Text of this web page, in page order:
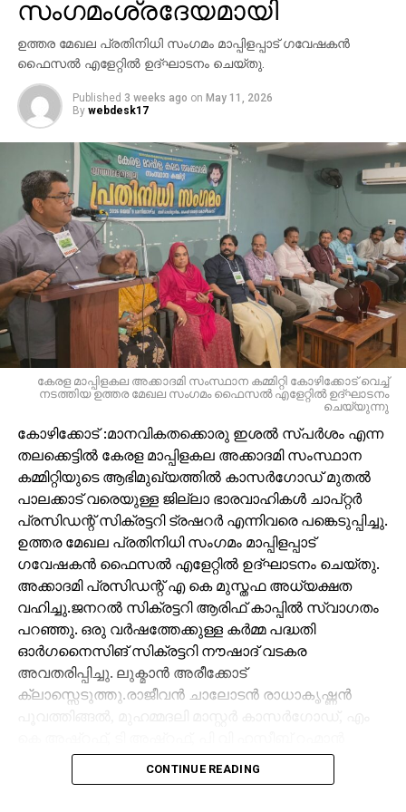
സംഗമംശ്രദേയമായി
ഉത്തര മേഖല പ്രതിനിധി സംഗമം മാപ്പിളപ്പാട് ഗവേഷകൻ
ഫൈസൽ എളേറ്റിൽ ഉദ്ഘാടനം ചെയ്തു.
Published 3 weeks ago on May 11, 2026
By webdesk17
കേരള മാപ്പിളകല അക്കാദമി സംസ്ഥാന കമ്മിറ്റി കോഴിക്കോട് വെച്ച്
നടത്തിയ ഉത്തര മേഖല സംഗമം ഫൈസല്‍ എളേറ്റില്‍ ഉദ്ഘാടനം
ചെയ്യുന്നു
കോഴിക്കോട് :മാനവികതക്കൊരു ഇശൽ സ്പർശം എന്ന
തലക്കെട്ടിൽ കേരള മാപ്പിളകല അക്കാദമി സംസ്ഥാന
കമ്മിറ്റിയുടെ ആഭിമുഖ്യത്തിൽ കാസർഗോഡ് മുതൽ
പാലക്കാട് വരെയുള്ള ജില്ലാ ഭാരവാഹികൾ ചാപ്റ്റർ
പ്രസിഡന്റ്‌ സിക്രട്ടറി ട്രഷറർ എന്നിവരെ പങ്കെടുപ്പിച്ചു.
ഉത്തര മേഖല പ്രതിനിധി സംഗമം മാപ്പിളപ്പാട്
ഗവേഷകൻ ഫൈസൽ എളേറ്റിൽ ഉദ്ഘാടനം ചെയ്തു.
അക്കാദമി പ്രസിഡന്റ്‌ എ കെ മുസ്തഫ അധ്യക്ഷത
വഹിച്ചു.ജനറൽ സിക്രട്ടറി ആരിഫ് കാപ്പിൽ സ്വാഗതം
പറഞ്ഞു. ഒരു വർഷത്തേക്കുള്ള കർമ്മ പദ്ധതി
ഓർഗനൈസിങ് സിക്രട്ടറി നൗഷാദ് വടകര
അവതരിപ്പിച്ചു. ലുക്മാൻ അരീക്കോട്
ക്ലാസ്സെടുത്തു.രാജീവൻ ചാലോടൻ രാധാകൃഷ്ണൻ
അബ്ദുല്ല പടന്ന, നാസർ മങ്ങാട്, സലാം നീലിക്കണ്ടി,
അബ്ദുള്ള മുട്ടിൽ, പി ടി സലാം കരിങ്കല്ലത്താണി,
CONTINUE READING